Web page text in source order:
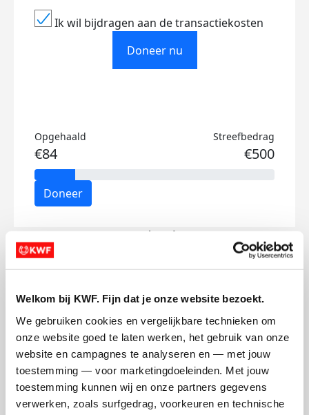
Welkom bij KWF. Fijn dat je onze website bezoekt.
We gebruiken cookies en vergelijkbare technieken om
onze website goed te laten werken, het gebruik van onze
website en campagnes te analyseren en — met jouw
toestemming — voor marketingdoeleinden. Met jouw
toestemming kunnen wij en onze partners gegevens
verwerken, zoals surfgedrag, voorkeuren en technische
Ik wil bijdragen aan de transactiekosten
Doneer nu
Opgehaald
€84
Streefbedrag
€500
Doneer
Eva's badges